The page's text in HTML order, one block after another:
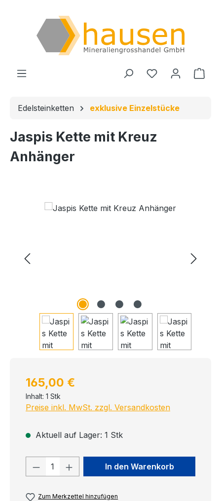
Du hast 0
Edelsteinketten exklusive Einzelstücke
Jaspis Kette mit Kreuz
Anhänger
Bildergalerie überspringen
Regulärer Preis:
165,00 €
Inhalt: 1 Stk
Preise inkl. MwSt. zzgl. Versandkosten
Aktuell auf Lager: 1 Stk
Produkt Anzahl: Gib den
In den Warenkorb
Zum Merkzettel hinzufügen